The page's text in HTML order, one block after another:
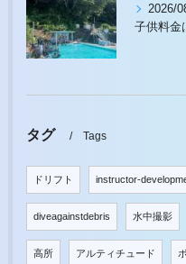
2026/
子供料金
タグ Tags
ドリフト instructor-
diveagainstdebris 水中撮影
高所 アルティチュード